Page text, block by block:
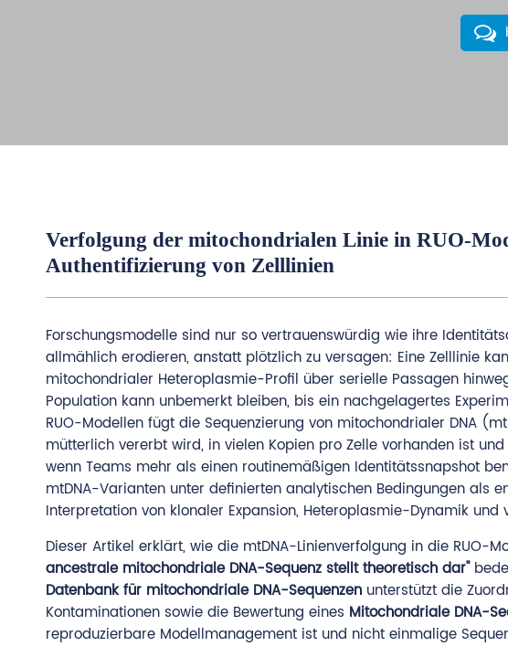
Verfolgung der mitochondrialen Linie in RUO-
Authentifizierung von Zelllinien
Forschungsmodelle sind nur so vertrauenswürdig wie ihre
allmählich erodieren, anstatt plötzlich zu versagen: Eine Zelllinie
mitochondrialer Heteroplasmie-Profil über serielle Passagen
Population kann unbemerkt bleiben, bis ein nachgelagertes
RUO-Modellen fügt die Sequenzierung von mitochondrialer DNA
mütterlich vererbt wird, in vielen Kopien pro Zelle vorhanden ist
wenn Teams mehr als einen routinemäßigen Identitätssnapshot
mtDNA-Varianten unter definierten analytischen Bedingungen als
Interpretation von klonaler Expansion, Heteroplasmie-Dynamik
Dieser Artikel erklärt, wie die mtDNA-Linienverfolgung in die RUO-
ancestrale mitochondriale DNA-Sequenz stellt theoretisch dar"
Datenbank für mitochondriale DNA-Sequenzen unterstützt die
Kontaminationen sowie die Bewertung eines Mitochondriale DNA-
reproduzierbare Modellmanagement ist und nicht einmalige